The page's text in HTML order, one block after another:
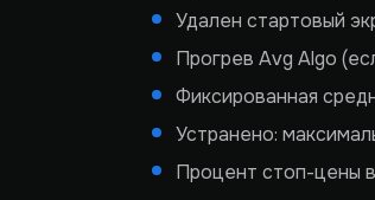
Удален стартовый
Прогрев Avg Algo
Фиксированная
Устранено:
Процент стоп-цены